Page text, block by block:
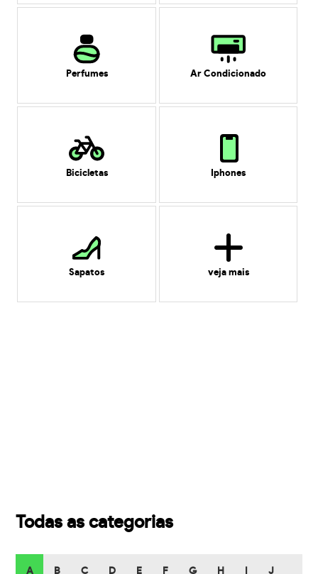
Perfumes Ar Condicionado
Bicicletas Iphones
Sapatos veja mais
Todas as categorias
A B C D E F G H J